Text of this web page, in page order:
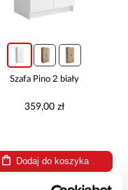
Szafa Pino 2 biały
359,00 zł
Dodaj do koszyka